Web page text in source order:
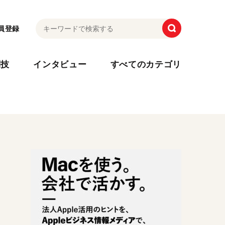
登録
インタビュー すべてのカテゴリ